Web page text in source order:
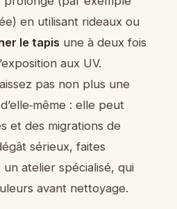
en utilisant rideaux ou
le tapis une à deux fois
aux UV.
pas non plus une
: elle peut
et des migrations de
sérieux, faites
atelier spécialisé, qui
avant nettoyage.